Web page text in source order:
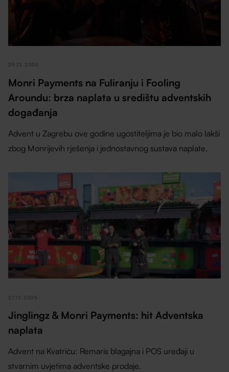
29.12.2025
Monri Payments na Fuliranju i Fooling
Aroundu: brza naplata u središtu adventskih
događanja
Advent u Zagrebu ove godine ugostiteljima je bio malo lakši
zbog Monrijevih rješenja i jednostavnog sustava naplate.
27.12.2025
Jinglingz & Monri Payments: hit Adventska
naplata
Advent na Kvatriću: Remaris blagajna i POS uređaji u
stvarnim uvjetima adventske prodaje.